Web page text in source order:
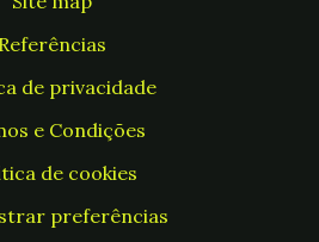
Referências
de privacidade
e Condições
de cookies
preferências